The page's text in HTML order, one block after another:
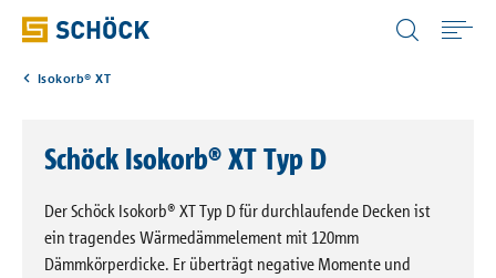
Anwendungen
Produkte
Luxembourg (LU) Deutsch
Isokorb® XT
Schöck Isokorb® XT Typ D
Der Schöck Isokorb® XT Typ D für durchlaufende Decken ist
ein tragendes Wärmedämmelement mit 120mm
Dämmkörperdicke. Er überträgt negative Momente und